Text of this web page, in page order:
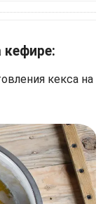
кефире:
кекса на